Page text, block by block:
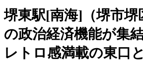
堺東駅[南海]（堺市堺
の政治経済機能が集
レトロ感満載の東口